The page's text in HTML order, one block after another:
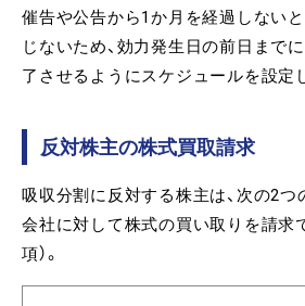
催告や公告から1か月を経過しない
じないため、効力発生日の前日まで
了させるようにスケジュールを設定
反対株主の株式買取請求
吸収分割に反対する株主は、次の2つ
会社に対して株式の買い取りを請求
項）。